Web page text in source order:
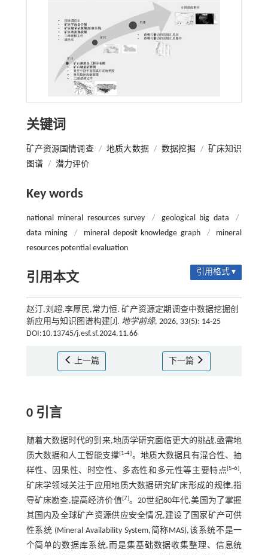
关键词
矿产资源国情调查 / 地质大数据 / 数据挖掘 / 矿床知识
图谱 / 潜力评价
Key words
national mineral resources survey / geological big data
/
data mining
/ mineral deposit knowledge graph /
mineral
resources potential evaluation
引用本文 引用格式 ▾
赵汀,刘超,李厚民,常力恒. 矿产资源定期调查中数据挖掘创
新应用与知识图谱构建[J]. 地学前缘, 2026, 33(5): 14-25
DOI:10.13745/j.esf.sf.2024.11.66
上一篇 下一篇
0 引言
随着大数据时代的到来,地质学研究面临更大的挑战,亟需地
质大数据和人工智能支撑[1-4]。地质大数据具有混合性、抽
样性、因果性、时空性、多态性和多元性等主要特点[5-6],
矿床学领域关注于应用地质大数据研究矿床形成的规律,指
导矿床勘查,提高经济价值[7]。20世纪80年代,美国为了掌握
其国内及全球矿产资源供应安全情况,建设了国家矿产可供
性系统 (Mineral Availability System,简称MAS),该系统不是一
个简单的数据库系统,而是集基础数据收集整理、信息统